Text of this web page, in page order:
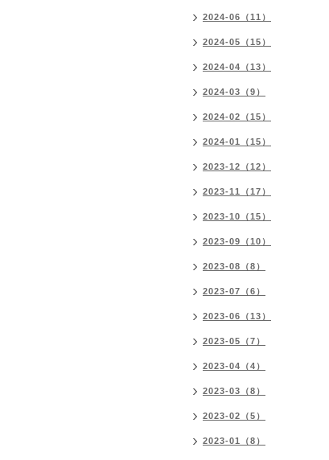
2024-06（11）
2024-05（15）
2024-04（13）
2024-03（9）
2024-02（15）
2024-01（15）
2023-12（12）
2023-11（17）
2023-10（15）
2023-09（10）
2023-08（8）
2023-07（6）
2023-06（13）
2023-05（7）
2023-04（4）
2023-03（8）
2023-02（5）
2023-01（8）